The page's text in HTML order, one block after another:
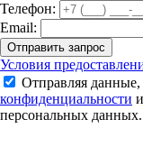
Ракетка для
18 990 ₽
Телефон:
Email:
Отправить запрос
Условия
Отправляя
конфиденциальности
персональных данных.